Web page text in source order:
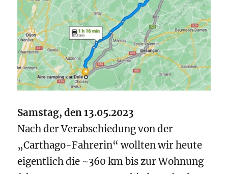
Samstag, den 13.05.2023
Nach der Verabschiedung von der
„Carthago-Fahrerin“ wollten wir heute
eigentlich die ~360 km bis zur Wohnung